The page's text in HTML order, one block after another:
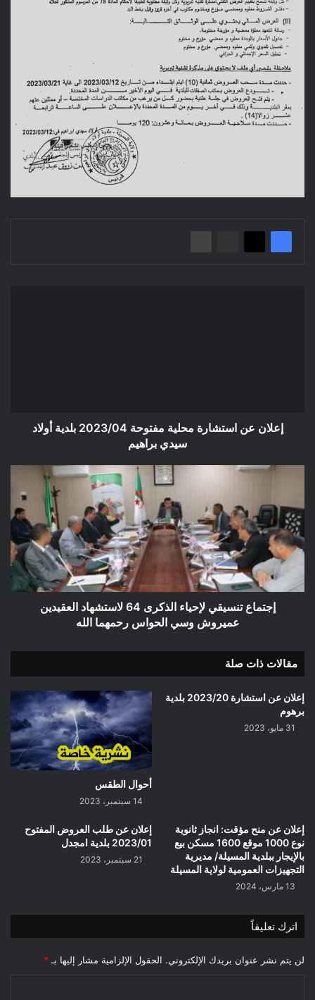
براهيم
إعلان عن استشارة محلية مفتوحة 2023/04 بلدية أولاد
سيدي براهيم
الذكرى
64
لاستشهاد
العقيدين
عميروش
وسي
الحواس
إجتماع تنسيقي لإحياء الذكرى 64 لاستشهاد العقيدين
عميروش وسي الحواس رحمهما الله
مقالات ذات صلة
إعلان عن استشارة 2023/20 بلدية
برهوم
31 مايو، 2023
أحوال الطقس
14 سبتمبر، 2023
إعلان عن منح مؤقت: انجاز ثانوية
نوع 1000 موقع 1600 مسكن بيع
بالإيجار ببلدية المسيلة/ مديرية
التجهيزات العمومية لولاية المسيلة
13 مارس، 2024
إعلان عن طلب العروض المفتوح
2023/01 بلدية امجدل
21 سبتمبر، 2023
اترك تعليقاً
لن يتم نشر عنوان بريدك الإلكتروني. الحقول الإلزامية مشار إليها بـ *